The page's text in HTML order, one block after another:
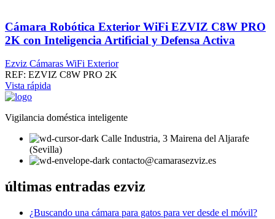
Cámara Robótica Exterior WiFi EZVIZ C8W PRO
2K con Inteligencia Artificial y Defensa Activa
Ezviz Cámaras WiFi Exterior
REF: EZVIZ C8W PRO 2K
Vista rápida
Vigilancia doméstica inteligente
Calle Industria, 3 Mairena del Aljarafe
(Sevilla)
contacto@camarasezviz.es
últimas entradas ezviz
¿Buscando una cámara para gatos para ver desde el móvil?